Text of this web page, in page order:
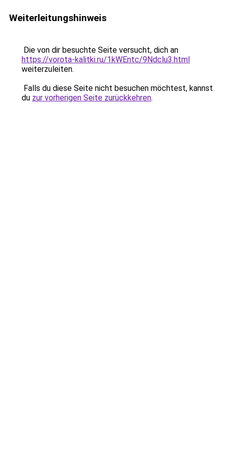
Weiterleitungshinweis
Die von dir besuchte Seite versucht, dich an
https://vorota-kalitki.ru/1kWEntc/9Ndclu3.html
weiterzuleiten.
Falls du diese Seite nicht besuchen möchtest, kannst
du zur vorherigen Seite zurückkehren.